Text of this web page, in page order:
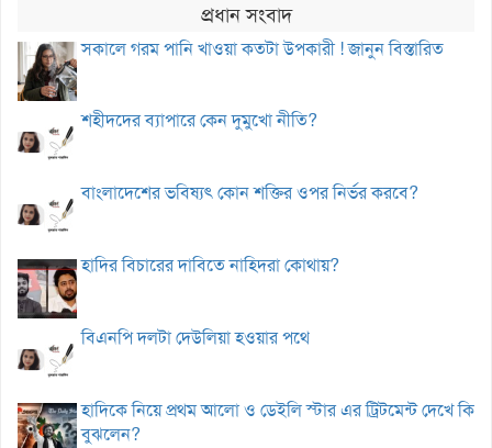
প্রধান সংবাদ
সকালে গরম পানি খাওয়া কতটা উপকারী ! জানুন বিস্তারিত
শহীদদের ব্যাপারে কেন দুমুখো নীতি?
বাংলাদেশের ভবিষ্যৎ কোন শক্তির ওপর নির্ভর করবে?
হাদির বিচারের দাবিতে নাহিদরা কোথায়?
বিএনপি দলটা দেউলিয়া হওয়ার পথে
হাদিকে নিয়ে প্রথম আলো ও ডেইলি স্টার এর ট্রিটমেন্ট দেখে কি
বুঝলেন?